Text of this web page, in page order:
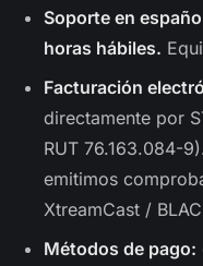
Soporte en
horas hábiles.
Facturación
directamente por
RUT 76.163.084-
emitimos
XtreamCast /
Métodos de pago: